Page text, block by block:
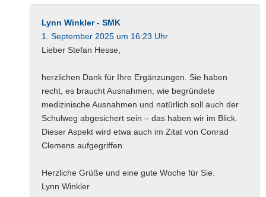
Lynn Winkler - SMK
1. September 2025 um 16:23 Uhr
Lieber Stefan Hesse,
herzlichen Dank für Ihre Ergänzungen. Sie haben
recht, es braucht Ausnahmen, wie begründete
medizinische Ausnahmen und natürlich soll auch der
Schulweg abgesichert sein – das haben wir im Blick.
Dieser Aspekt wird etwa auch im Zitat von Conrad
Clemens aufgegriffen.
Herzliche Grüße und eine gute Woche für Sie.
Lynn Winkler